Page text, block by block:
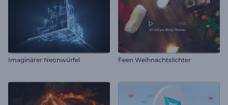
Imaginärer Neonwürfel Feen Weihnachtslichter